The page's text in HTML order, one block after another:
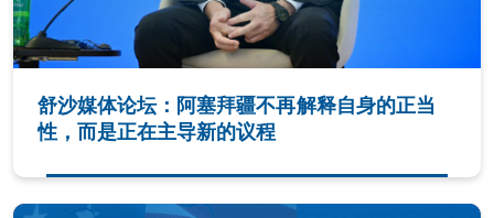
舒沙媒体论坛：阿塞拜疆不再解释自身的正当
性，而是正在主导新的议程